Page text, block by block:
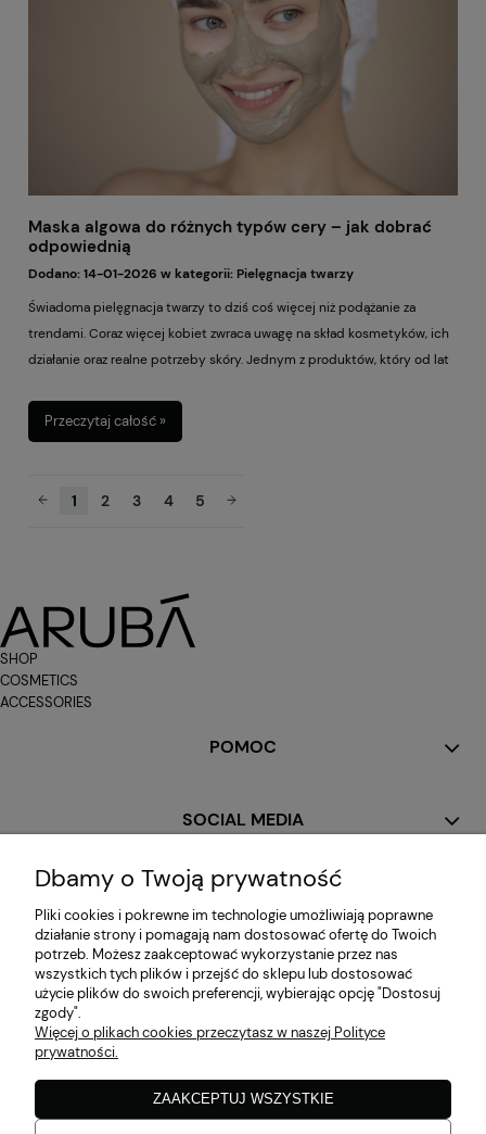
doświadczenia. Jeśli do tej pory obawiałaś się sięgnąć po sztuczne
rzęsy – ten tekst pomoże Ci rozwiać wszelkie wątpliwości.
Maska algowa do różnych typów cery – jak dobrać
odpowiednią
Dodano:14-01-2026 w kategorii: Pielęgnacja twarzy
Świadoma pielęgnacja twarzy to dziś coś więcej niż podążanie za
trendami. Coraz więcej kobiet zwraca uwagę na skład kosmetyków, ich
działanie oraz realne potrzeby skóry. Jednym z produktów, który od lat
kosmetycznych, jak i w domowej pielęgnacji, jest maska algowa. Choć
na pierwszy rzut oka może wydawać się uniwersalna, w rzeczywistości
Przeczytaj całość »
1 2 3 4 5
SHOP
COSMETICS
ACCESSORIES
POMOC
SOCIAL MEDIA
MOJE KONTO
PŁATNOŚCI I DOSTAWA
INFORMACJE
O NAS
Dbamy o Twoją prywatność
Pliki cookies i pokrewne im technologie umożliwiają poprawne
działanie strony i pomagają nam dostosować ofertę do Twoich
potrzeb. Możesz zaakceptować wykorzystanie przez nas
wszystkich tych plików i przejść do sklepu lub dostosować
użycie plików do swoich preferencji, wybierając opcję "Dostosuj
zgody".
Więcej o plikach cookies przeczytasz w naszej Polityce
prywatności.
ZAAKCEPTUJ WSZYSTKIE